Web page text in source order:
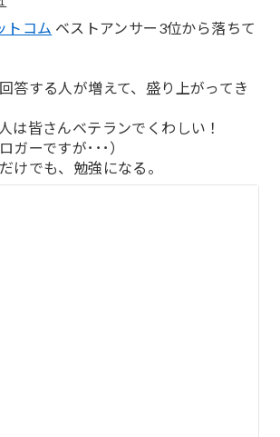
トコム ベストアンサー3位から落ちて
答する人が増えて、盛り上がってき
は皆さんベテランでくわしい！
ガーですが･･･）
けでも、勉強になる。